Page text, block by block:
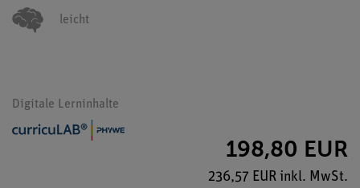
leicht
Digitale Lerninhalte
198,80 EUR
236,57 EUR inkl. MwSt.